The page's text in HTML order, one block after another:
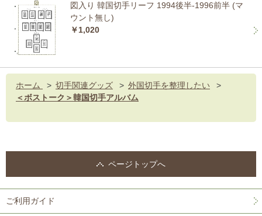
図入り 韓国切手リーフ 1994後半-1996前半 (マ
ウント無し)
￥1,020
ホーム > 切手関連グッズ > 外国切手を整理したい
>
＜ボストーク＞韓国切手アルバム
ページトップへ
ご利用ガイド